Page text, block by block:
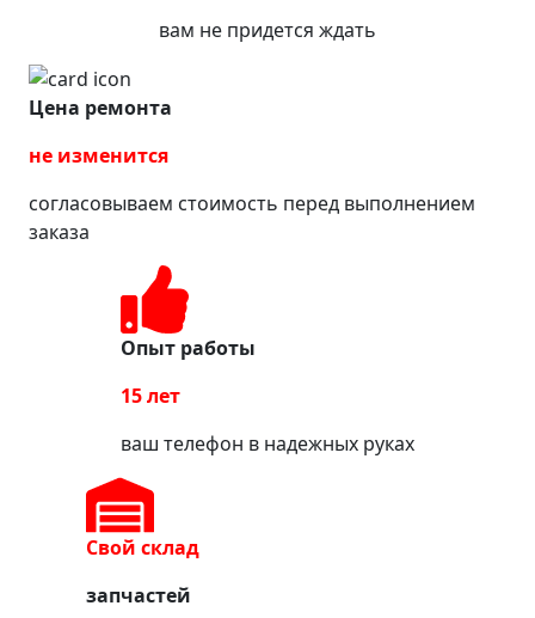
вам не придется ждать
Цена ремонта
не изменится
согласовываем стоимость перед выполнением
заказа
Опыт работы
15 лет
ваш телефон в надежных руках
Свой склад
запчастей